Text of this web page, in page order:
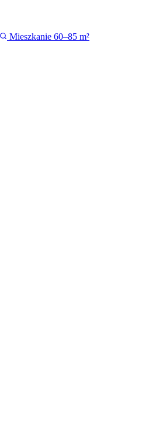
Mieszkanie 60–85 m²